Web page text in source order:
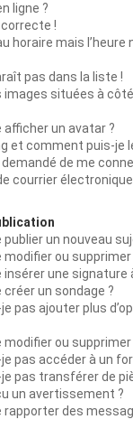
ligne ?
correcte !
horaire mais l’heure
pas dans la liste !
images situées à
un avatar ?
et comment puis-je
demandé de me
courrier
un nouveau
ou supprimer
une signature
un sondage ?
pas ajouter plus
ou supprimer
pas accéder à un
je pas transférer de
un avertissement ?
des